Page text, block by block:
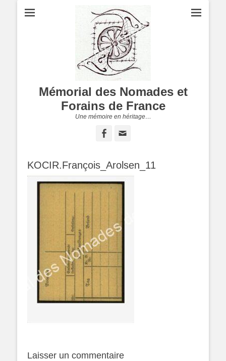
Mémorial des Nomades et
Forains de France
Une mémoire en héritage…
Facebook
KOCIR.François_Arolsen_11
Laisser un commentaire